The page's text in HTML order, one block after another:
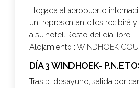
Llegada al aeropuerto
un representante les recibirá y
a su hotel. Resto del día libre.
Alojamiento : WINDHOEK
DÍA 3 WINDHOEK-
Tras el desayuno, salida por